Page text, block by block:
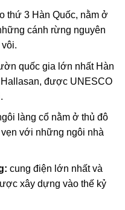
thứ 3 Hàn Quốc, nằm ở
cánh rừng nguyên
quốc gia lớn nhất Hàn
được UNESCO
làng cổ nằm ở thủ đô
với những ngôi nhà
cung điện lớn nhất và
xây dựng vào thế kỷ